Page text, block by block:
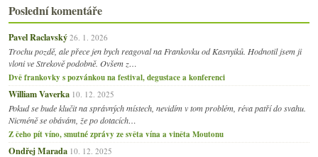
Poslední komentáře
Pavel Raclavský 26. 1. 2026
Trochu pozdě, ale přece jen bych reagoval na Frankovku od Kasnyiků. Hodnotil jsem ji
vloni ve Strekově podobně. Ovšem z…
Dvě frankovky s pozvánkou na festival, degustace a konferenci
William Vaverka 10. 12. 2025
Pokud se bude klučit na správných místech, nevidím v tom problém, réva patří do svahu.
Nicméně se obávám, že po dotacích…
Z čeho pít víno, smutné zprávy ze světa vína a viněta Moutonu
Ondřej Marada 10. 12. 2025